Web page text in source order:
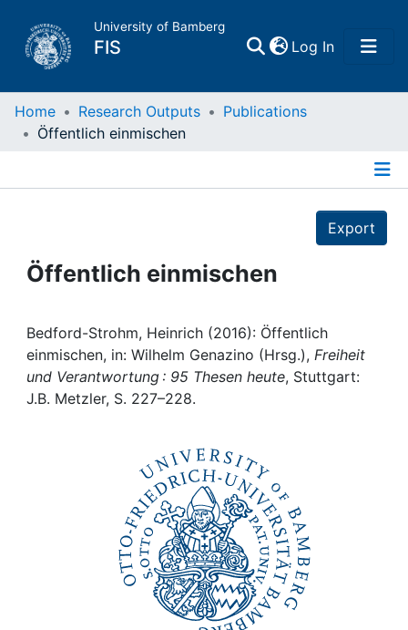
University of Bamberg
FIS Log In(current)
Home
Projects
Institutions
Awards
Home Research Outputs
Publications
Öffentlich einmischen
Export
Öffentlich einmischen
Bedford-Strohm, Heinrich (2016): Öffentlich
einmischen, in: Wilhelm Genazino (Hrsg.), Freiheit
und Verantwortung : 95 Thesen heute, Stuttgart:
J.B. Metzler, S. 227–228.